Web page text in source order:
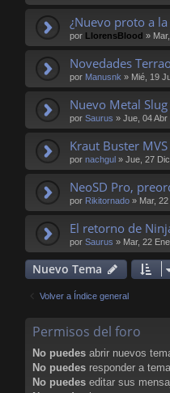
¿Nuevo proto a la
por LlorensBlood »
Novedades
por Manusnk » Mié, 19
Nuevo Metal
por Saurus » Jue, 04 Abr
Kraut Buster
por nachgul » Jue, 27
NeoSD Pro,
por Rikitornado » Mar,
El retorno de
por Saurus » Mar, 22
Nuevo Tema
Volver a Índice general
Permisos del foro
No puedes abrir nuevos
No puedes responder a
No puedes editar sus